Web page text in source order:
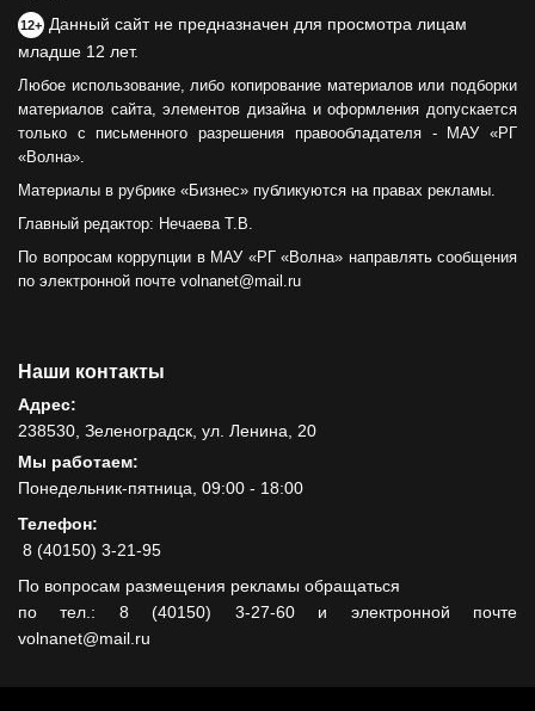
12+ Данный сайт не предназначен для просмотра лицам
младше 12 лет.
Любое использование, либо копирование материалов или подборки
материалов сайта, элементов дизайна и оформления допускается
только с письменного разрешения правообладателя - МАУ «РГ
«Волна».
Материалы в рубрике «Бизнес» публикуются на правах рекламы.
Главный редактор: Нечаева Т.В.
По вопросам коррупции в МАУ «РГ «Волна» направлять сообщения
по электронной почте volnanet@mail.ru
Наши контакты
Адрес:
238530, Зеленоградск, ул. Ленина, 20
Мы работаем:
Понедельник-пятница, 09:00 - 18:00
Телефон:
8 (40150) 3-21-95
По вопросам размещения рекламы обращаться
по тел.: 8 (40150) 3-27-60 и электронной почте
volnanet@mail.ru